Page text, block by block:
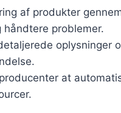
af produkter
problemer.
oplysninger
at